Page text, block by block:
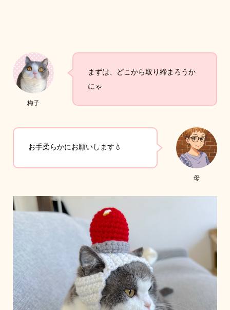
梅子
まずは、どこから取り締まろうか
にゃ
母
お手柔らかにお願いします💧